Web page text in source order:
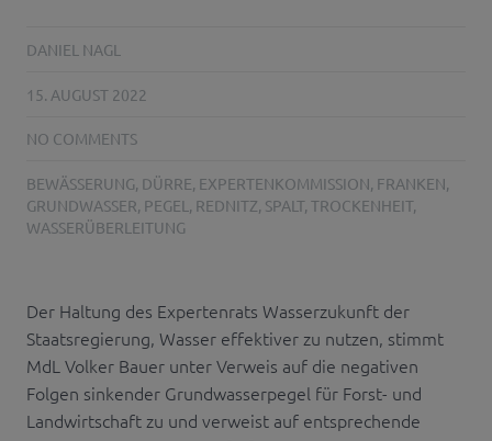
DANIEL NAGL
15. AUGUST 2022
NO COMMENTS
BEWÄSSERUNG, DÜRRE, EXPERTENKOMMISSION, FRANKEN,
GRUNDWASSER, PEGEL , REDNITZ, SPALT, TROCKENHEIT,
WASSERÜBERLEITUNG
Der Haltung des Expertenrats Wasserzukunft der
Staatsregierung, Wasser effektiver zu nutzen, stimmt
MdL Volker Bauer unter Verweis auf die negativen
Folgen sinkender Grundwasserpegel für Forst- und
Landwirtschaft zu und verweist auf entsprechende